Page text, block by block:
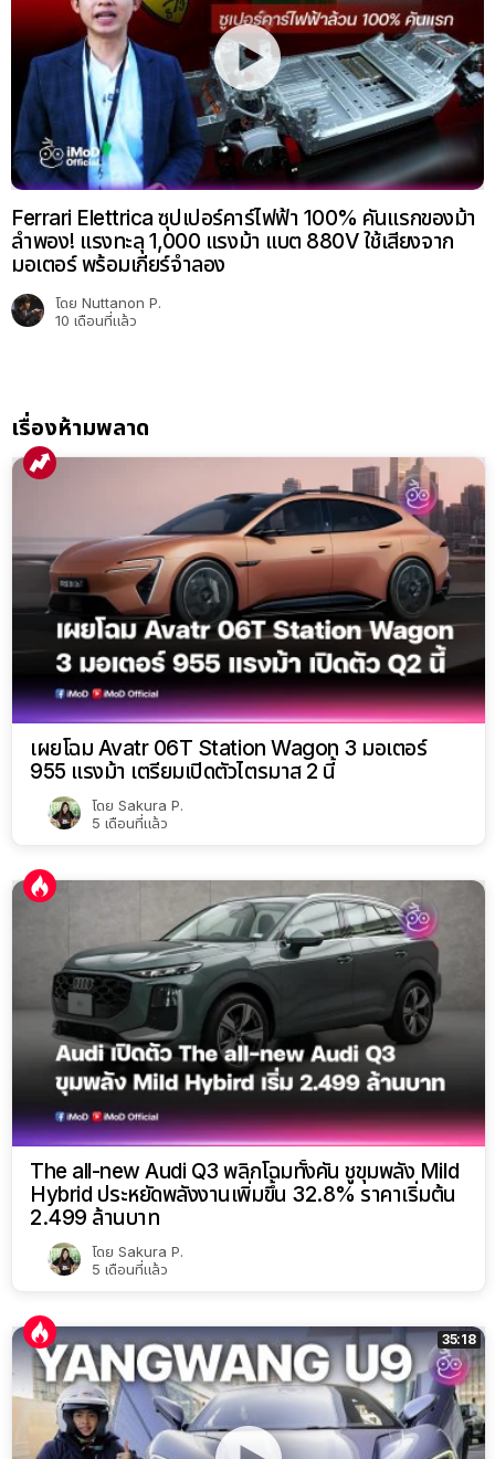
Ferrari Elettrica ซุปเปอร์คาร์ไฟฟ้า 100% คันแรกของม้า
ลำพอง! แรงทะลุ 1,000 แรงม้า แบต 880V ใช้เสียงจาก
มอเตอร์ พร้อมเกียร์จำลอง
โดย Nuttanon P.
10 เดือนที่แล้ว
เรื่องห้ามพลาด
เผยโฉม Avatr 06T Station Wagon 3 มอเตอร์
955 แรงม้า เตรียมเปิดตัวไตรมาส 2 นี้
โดย Sakura P.
5 เดือนที่แล้ว
The all-new Audi Q3 พลิกโฉมทั้งคัน ชูขุมพลัง Mild
Hybrid ประหยัดพลังงานเพิ่มขึ้น 32.8% ราคาเริ่มต้น
2.499 ล้านบาท
โดย Sakura P.
5 เดือนที่แล้ว
35:18